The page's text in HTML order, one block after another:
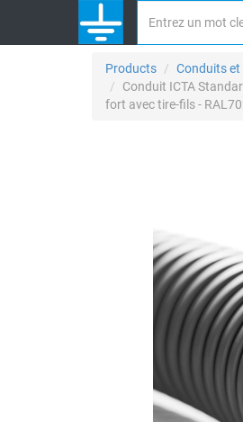
Products
Conduits
Conduit ICTA
fort avec tire-fils -